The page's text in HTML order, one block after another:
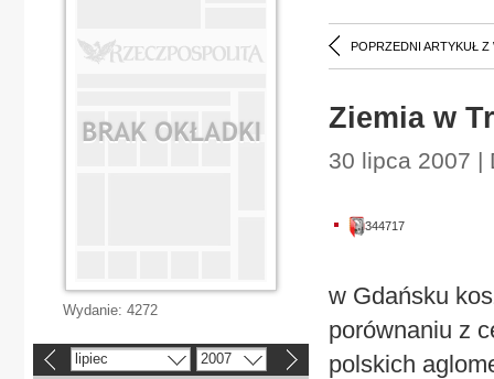
POPRZEDNI ARTYKUŁ Z
Ziemia w
30 lipca 2007 |
344717
w Gdańsku
porównaniu z
polskich
Wydanie: 4272
lipiec 2007